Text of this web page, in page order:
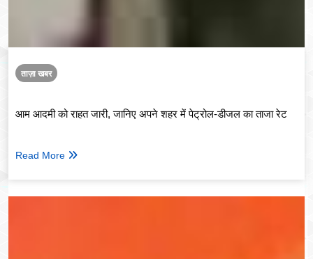
ताज़ा खबर
आम आदमी को राहत जारी, जानिए अपने शहर में पेट्रोल-डीजल का ताजा रेट
Read More